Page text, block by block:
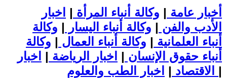
أخبار عامة | وكالة أنباء المرأة | اخبار
الأدب والفن | وكالة أنباء اليسار | وكالة
أنباء العلمانية | وكالة أنباء العمال | وكالة
أنباء حقوق الإنسان | اخبار الرياضة | اخبار
الاقتصاد | |